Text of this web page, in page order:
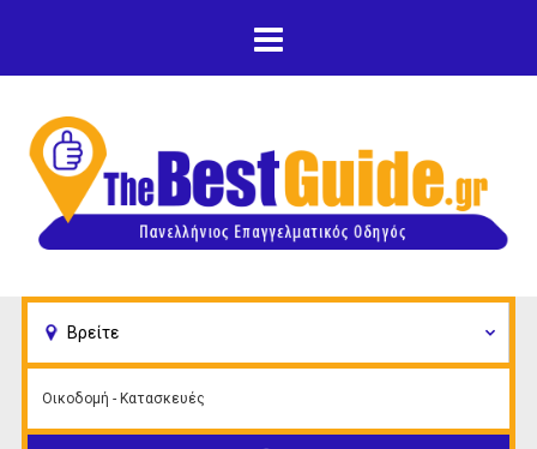
κυρίως περιεχόμενο